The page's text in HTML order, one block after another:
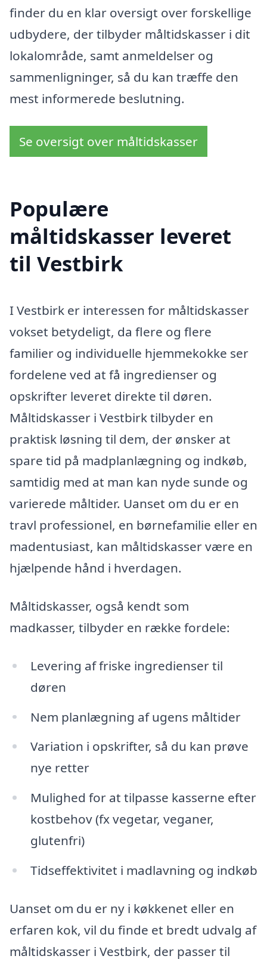
finder du en klar oversigt over forskellige
udbydere, der tilbyder måltidskasser i dit
lokalområde, samt anmeldelser og
sammenligninger, så du kan træffe den
mest informerede beslutning.
Se oversigt over måltidskasser
Populære
måltidskasser leveret
til Vestbirk
I Vestbirk er interessen for måltidskasser
vokset betydeligt, da flere og flere
familier og individuelle hjemmekokke ser
fordelene ved at få ingredienser og
opskrifter leveret direkte til døren.
Måltidskasser i Vestbirk tilbyder en
praktisk løsning til dem, der ønsker at
spare tid på madplanlægning og indkøb,
samtidig med at man kan nyde sunde og
varierede måltider. Uanset om du er en
travl professionel, en børnefamilie eller en
madentusiast, kan måltidskasser være en
hjælpende hånd i hverdagen.
Måltidskasser, også kendt som
madkasser, tilbyder en række fordele:
Levering af friske ingredienser til
døren
Nem planlægning af ugens måltider
Variation i opskrifter, så du kan prøve
nye retter
Mulighed for at tilpasse kasserne efter
kostbehov (fx vegetar, veganer,
glutenfri)
Tidseffektivitet i madlavning og indkøb
Uanset om du er ny i køkkenet eller en
erfaren kok, vil du finde et bredt udvalg af
måltidskasser i Vestbirk, der passer til